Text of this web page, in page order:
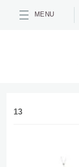
MENU
13